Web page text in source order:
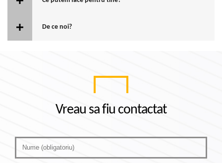
De ce noi?
Vreau sa fiu contactat